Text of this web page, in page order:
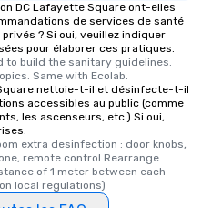
DC Lafayette Square ont-elles
de services de santé
? Si oui, veuillez indiquer
pour élaborer ces pratiques.
to build the sanitary guidelines.
Same with Ecolab.
nettoie-t-il et désinfecte-t-il
accessibles au public (comme
les ascenseurs, etc.) Si oui,
extra desinfection : door knobs,
remote control Rearrange
of 1 meter between each
local regulations)